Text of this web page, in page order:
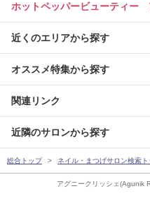
アグニークリッシェ(Agunik
ホットペッパービューティー
近くのエリアから探す
オススメ特集から探す
関連リンク
近隣のサロンから探す
総合トップ ネイル・まつげサロン検索ト